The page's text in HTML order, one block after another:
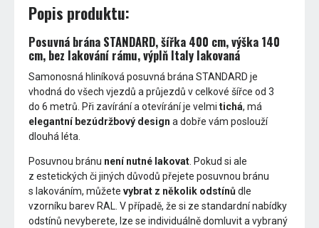
Popis produktu:
Posuvná brána STANDARD, šířka 400 cm, výška 140
cm, bez lakování rámu, výplň Italy lakovaná
Samonosná hliníková posuvná brána STANDARD je
vhodná do všech vjezdů a průjezdů v celkové šířce od 3
do 6 metrů. Při zavírání a otevírání je velmitichá, má
elegantní bezúdržbový design a dobře vám poslouží
dlouhá léta.
Posuvnou bránu není nutné lakovat. Pokud si ale
z estetických či jiných důvodů přejete posuvnou bránu
s lakováním, můžetevybrat z několik odstínůdle
vzorníku barev RAL. V případě, že si ze standardní nabídky
odstínů nevyberete, lze se individuálně domluvit a vybraný